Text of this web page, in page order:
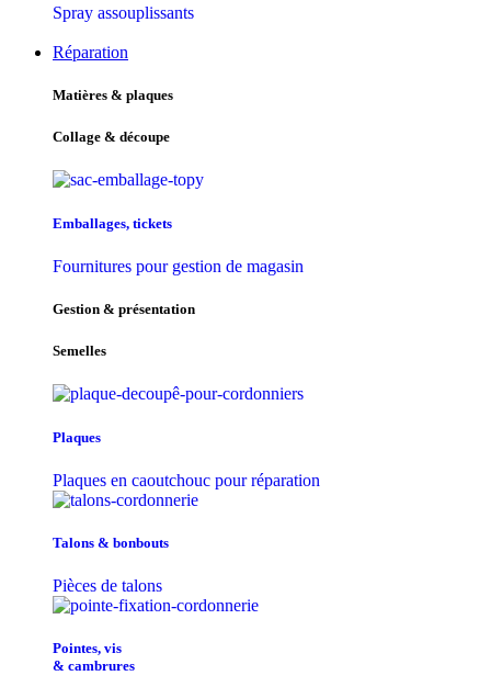
Spray assouplissants
Réparation
Matières & plaques
Collage & découpe
Emballages, tickets
Fournitures pour gestion de magasin
Gestion & présentation
Semelles
Plaques
Plaques en caoutchouc pour réparation
Talons & bonbouts
Pièces de talons
Pointes, vis
& cambrures